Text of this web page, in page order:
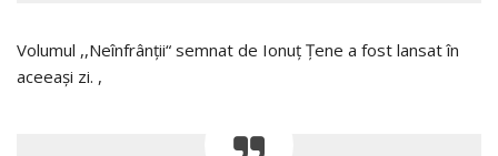
Volumul ,,Neînfrânții“ semnat de Ionuț Țene a fost lansat în
aceeași zi. ,